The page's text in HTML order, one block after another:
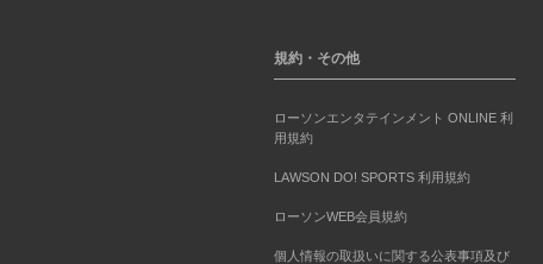
規約・その他
ローソンエンタテインメント ONLINE 利
用規約
LAWSON DO! SPORTS 利用規約
ローソンWEB会員規約
個人情報の取扱いに関する公表事項及び